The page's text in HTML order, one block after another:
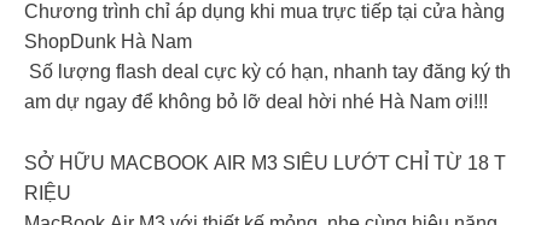
Chương trình chỉ áp dụng khi mua trực tiếp tại cửa hàng
ShopDunk Hà Nam
Số lượng flash deal cực kỳ có hạn, nhanh tay đăng ký th
am dự ngay để không bỏ lỡ deal hời nhé Hà Nam ơi!!!
SỞ HỮU MACBOOK AIR M3 SIÊU LƯỚT CHỈ TỪ 18 T
RIỆU